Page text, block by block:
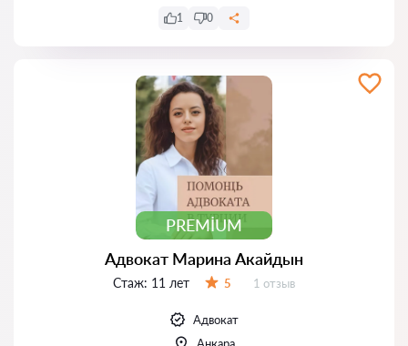
1 0
PREMIUM
Адвокат Марина Акайдын
Стаж: 11 лет 5 Отзывов:
1 отзыв
Адвокат